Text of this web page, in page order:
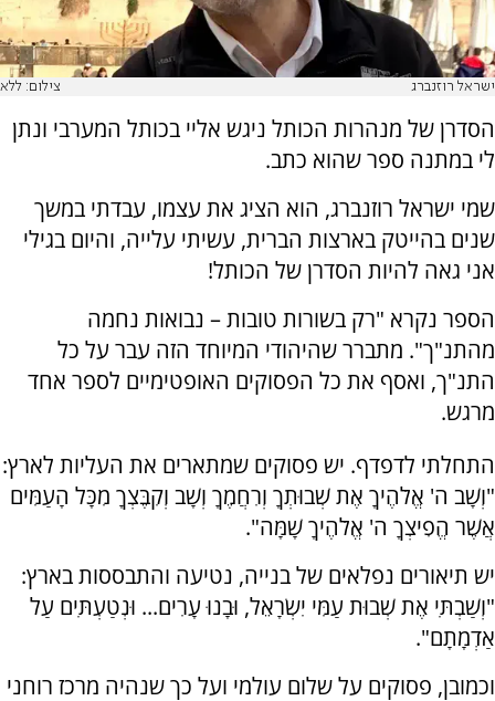
ישראל רוזנברג צילום: ללא
הסדרן של מנהרות הכותל ניגש אליי בכותל המערבי ונתן
לי במתנה ספר שהוא כתב.
שמי ישראל רוזנברג, הוא הציג את עצמו, עבדתי במשך
שנים בהייטק בארצות הברית, עשיתי עלייה, והיום בגילי
אני גאה להיות הסדרן של הכותל!
הספר נקרא "רק בשורות טובות – נבואות נחמה
מהתנ"ך". מתברר שהיהודי המיוחד הזה עבר על כל
התנ"ך, ואסף את כל הפסוקים האופטימיים לספר אחד
מרגש.
התחלתי לדפדף. יש פסוקים שמתארים את העליות לארץ:
"וְשָׁב ה' אֱלֹהֶיךָ אֶת שְׁבוּתְךָ וְרִחֲמֶךָ וְשָׁב וְקִבֶּצְךָ מִכָּל הָעַמִּים
אֲשֶׁר הֱפִיצְךָ ה' אֱלֹהֶיךָ שָׁמָּה".
יש תיאורים נפלאים של בנייה, נטיעה והתבססות בארץ:
"וְשַׁבְתִּי אֶת שְׁבוּת עַמִּי יִשְׂרָאֵל, וּבָנוּ עָרִים... וּנְטַעְתִּים עַל
אַדְמָתָם".
וכמובן, פסוקים על שלום עולמי ועל כך שנהיה מרכז רוחני